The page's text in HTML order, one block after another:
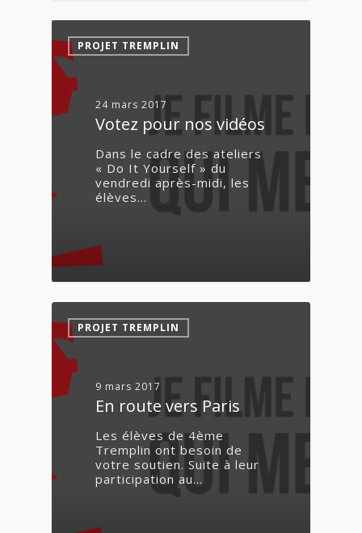
PROJET TREMPLIN
24 mars 2017
Votez pour nos vidéos
Dans le cadre des ateliers
« Do It Yourself » du
vendredi après-midi, les
élèves…
PROJET TREMPLIN
9 mars 2017
En route vers Paris
Les élèves de 4ème
Tremplin ont besoin de
votre soutien. Suite à leur
participation au…